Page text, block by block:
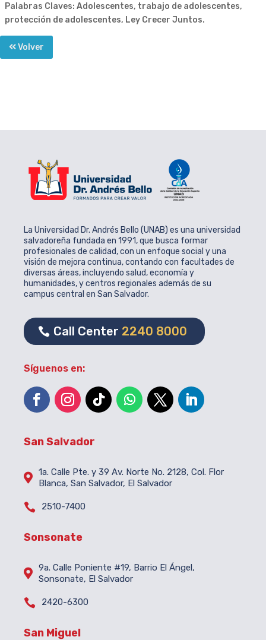
Palabras Claves: Adolescentes, trabajo de adolescentes,
protección de adolescentes, Ley Crecer Juntos.
Volver
La Universidad Dr. Andrés Bello (UNAB) es una universidad
salvadoreña fundada en 1991, que busca formar
profesionales de calidad, con un enfoque social y una
visión de mejora continua, contando con facultades de
diversas áreas, incluyendo salud, economía y
humanidades, y centros regionales además de su
campus central en San Salvador.
Call Center 2240 8000
Síguenos en:
San Salvador
 1a. Calle Pte. y 39 Av. Norte No. 2128, Col. Flor
Blanca, San Salvador, El Salvador
 2510-7400
Sonsonate
 9a. Calle Poniente #19, Barrio El Ángel,
Sonsonate, El Salvador
 2420-6300
San Miguel